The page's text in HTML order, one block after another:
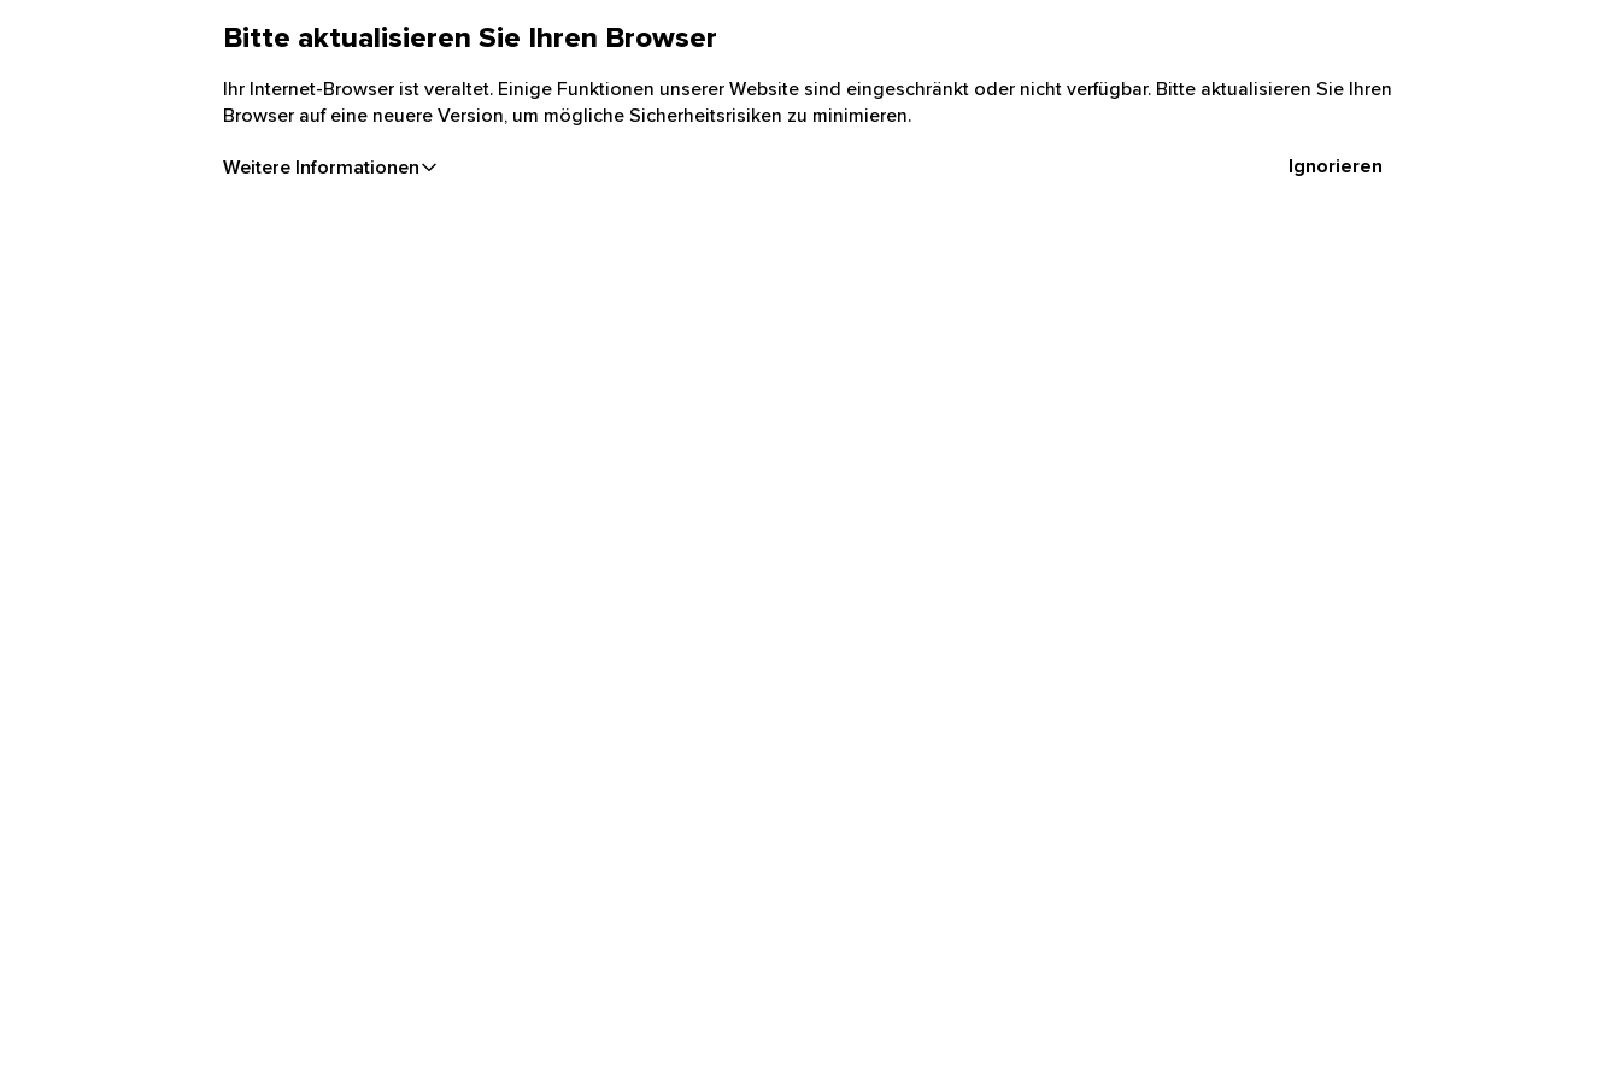
Bitte aktualisieren Sie Ihren Browser
Ihr Internet-Browser ist veraltet. Einige Funktionen unserer Website sind eingeschränkt oder nicht verfügbar. Bitte aktualisieren Sie Ihren
Browser auf eine neuere Version, um mögliche Sicherheitsrisiken zu minimieren.
Weitere Informationen Ignorieren